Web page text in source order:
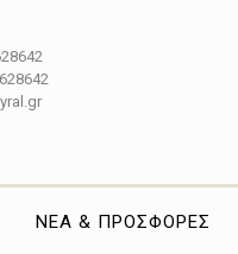
ΝΕΑ & ΠΡΟΣΦΟΡΕΣ